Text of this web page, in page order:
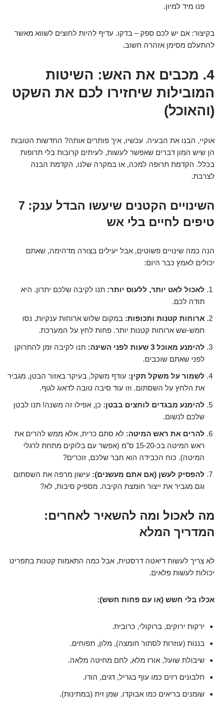
פנו מיד למיון.
בקיצור: אם יש לכם ספק – בדקו. עדיף להיות לחוצים לשווא מאשר
להתעלם מסימן אזהרה חשוב.
4. מכבים את האש: השיטות
המובילות שיחזירו לכם את השקט
(והאוכל)
אוקיי, הבנו את הבעיה. עכשיו, איך פותרים אותה? החדשות הטובות
הן שיש המון דברים שאפשר לעשות, לעיתים קרובות בלי תרופות
בכלל. הקדמת תרופה למכה, או במקרה שלנו, הקדמת הבנה
לצרבת.
השינויים הקטנים שיעשו הבדל ענק: 7
טיפים לחיים בלי אש
הנה כמה שינויים פשוטים, אבל יעילים בצורה מדהימה, שאתם
יכולים לאמץ כבר היום:
לאכול לאט יותר, ללעוס יותר: תנו לקיבה שלכם יתרון. היא
תודה לכם.
ארוחות קטנות ותכופות: במקום שלוש ארוחות ענקיות, נסו
חמש-שש ארוחות קטנות יותר. פחות לחץ על המערכת.
להימנע מאוכל 3 שעות לפני השינה:
תנו לקיבה זמן להתרוקן
לפני שאתם שוכבים.
לשמור על משקל תקין: עודף משקל, בעיקר באזור הבטן, מגביר
את הלחץ על השסתום. וזו עוד סיבה טובה לדאוג לגוף.
להימנע מבגדים לוחצים בבטן: כן, אפילו זה משנה! תנו לבטן
שלכם לנשום.
להרים את ראש המיטה: לא סתם כרית, אלא ממש להרים את
ראש המיטה בכ-15-20 ס"מ (אפשר עם בלוקים מתחת לרגלי
המיטה). כוח הכבידה הוא חבר שלכם, זוכרים?
להפסיק לעשן (אם אתם מעשנים): עישון מרפה את השסתום
וגם מגביר את ייצור חומצת הקיבה. מספיק סיבות, לא?
מה לאכול ומה להשאיר לאחרים:
המדריך המלא
לא צריך לעשות דיאטה דרסטית, אבל כמה התאמות קטנות בתפריט
יכולות לעשות פלאים.
אכלו בלי חשש (או עם פחות חשש):
ירקות ירוקים, ברוקולי, כרובית.
בננות (עוזרות לסתור חומצה), מלון, תפוחים.
שיבולת שועל, אורז מלא, לחם מחיטה מלאה.
חלבונים רזים כמו עוף בגריל, דגים, הודו.
שומנים בריאים כמו אבוקדו, שמן זית (במתינות).